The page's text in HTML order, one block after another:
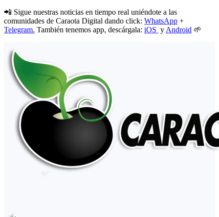
📲 Sigue nuestras noticias en tiempo real uniéndote a las
comunidades de Caraota Digital dando click: WhatsApp +
Telegram. También tenemos app, descárgala: iOS y Android 🌱